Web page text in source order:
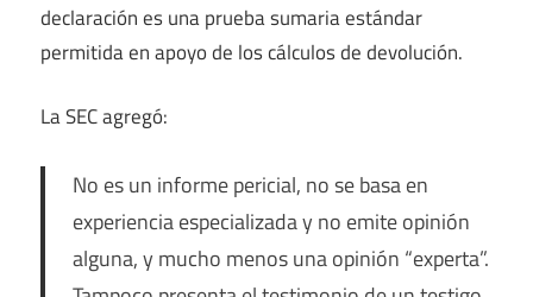
declaración es una prueba sumaria estándar
permitida en apoyo de los cálculos de devolución.
La SEC agregó:
No es un informe pericial, no se basa en
experiencia especializada y no emite opinión
alguna, y mucho menos una opinión “experta”.